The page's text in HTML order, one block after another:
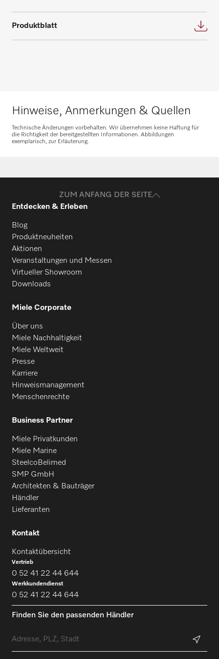
Fordern Sie Ihren persönlichen
Beratungstermin für eine individuelle
Planung an.
Ersatzteile anfragen
Bedarf und beantworten gerne weitere
Produktblatt
Hinweise, Anmerkungen & Quellen
Technische Änderungen vorbehalten. Wir übernehmen keine Haftung für
die Richtigkeit der bereitgestellten Informationen. Abbildungen
exemplarisch, zur Erläuterung.
ZUM ANFANG DER SEITE
Entdecken & Erleben
Blog
Produktneuheiten
Aktionen
Veranstaltungen und Messen
Virtueller Showroom
Downloads
Miele Corporate
Über uns
Miele Nachhaltigkeit
Miele Weltweit
Presse
Karriere
Hinweismanagement
Menschenrechte
Business Partner
Miele Privatkunden
Miele Marine
SteelcoBelimed
SMP GmbH
Architekten & Bauträger
Händler
Lieferanten
Kontakt
Kontaktübersicht
Vertrieb
0 52 41 22 44 644
Werkkundendienst
0 52 41 22 44 644
Finden Sie den passenden Händler